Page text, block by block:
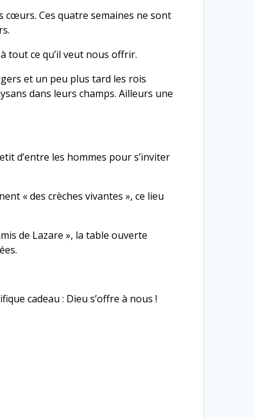
cœurs. Ces quatre semaines ne sont
tout ce qu’il veut nous offrir.
et un peu plus tard les rois
dans leurs champs. Ailleurs une
d’entre les hommes pour s’inviter
« des crèches vivantes », ce lieu
de Lazare », la table ouverte
cadeau : Dieu s’offre à nous !